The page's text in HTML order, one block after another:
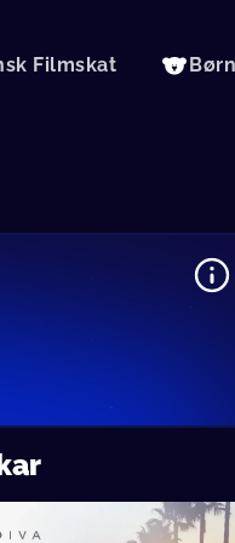
Filmskat Børn